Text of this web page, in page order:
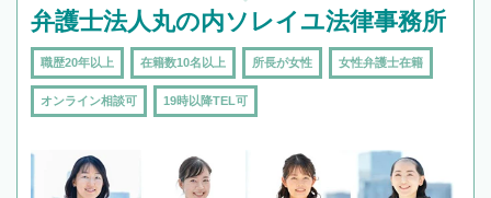
弁護士法人丸の内ソレイユ法律事務所
職歴20年以上 在籍数10名以上 所長が女性 女性弁護士在籍
オンライン相談可 19時以降TEL可